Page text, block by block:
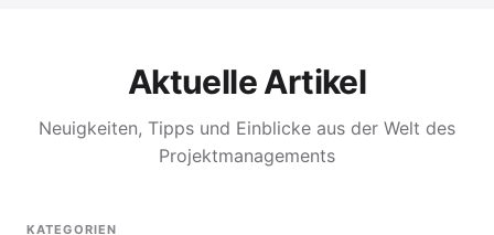
Aktuelle Artikel
Neuigkeiten, Tipps und Einblicke aus der Welt des
Projektmanagements
KATEGORIEN